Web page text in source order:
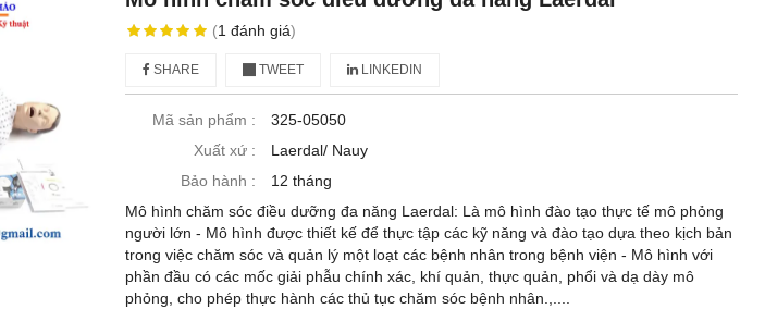
(1đánh giá)
SHARE TWEET LINKEDIN
Mã sản phẩm :
325-05050
Xuất xứ :
Laerdal/ Nauy
Bảo hành :
12 tháng
Mô hình chăm sóc điều dưỡng đa năng Laerdal: Là mô hình đào tạo thực tế mô phỏng
người lớn - Mô hình được thiết kế để thực tập các kỹ năng và đào tạo dựa theo kịch bản
trong việc chăm sóc và quản lý một loạt các bệnh nhân trong bệnh viện - Mô hình với
phần đầu có các mốc giải phẫu chính xác, khí quản, thực quản, phổi và dạ dày mô
phỏng, cho phép thực hành các thủ tục chăm sóc bệnh nhân.,....